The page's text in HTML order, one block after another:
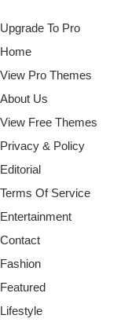
Upgrade To Pro
Home
View Pro Themes
About Us
View Free Themes
Privacy & Policy
Editorial
Terms Of Service
Entertainment
Contact
Fashion
Featured
Lifestyle